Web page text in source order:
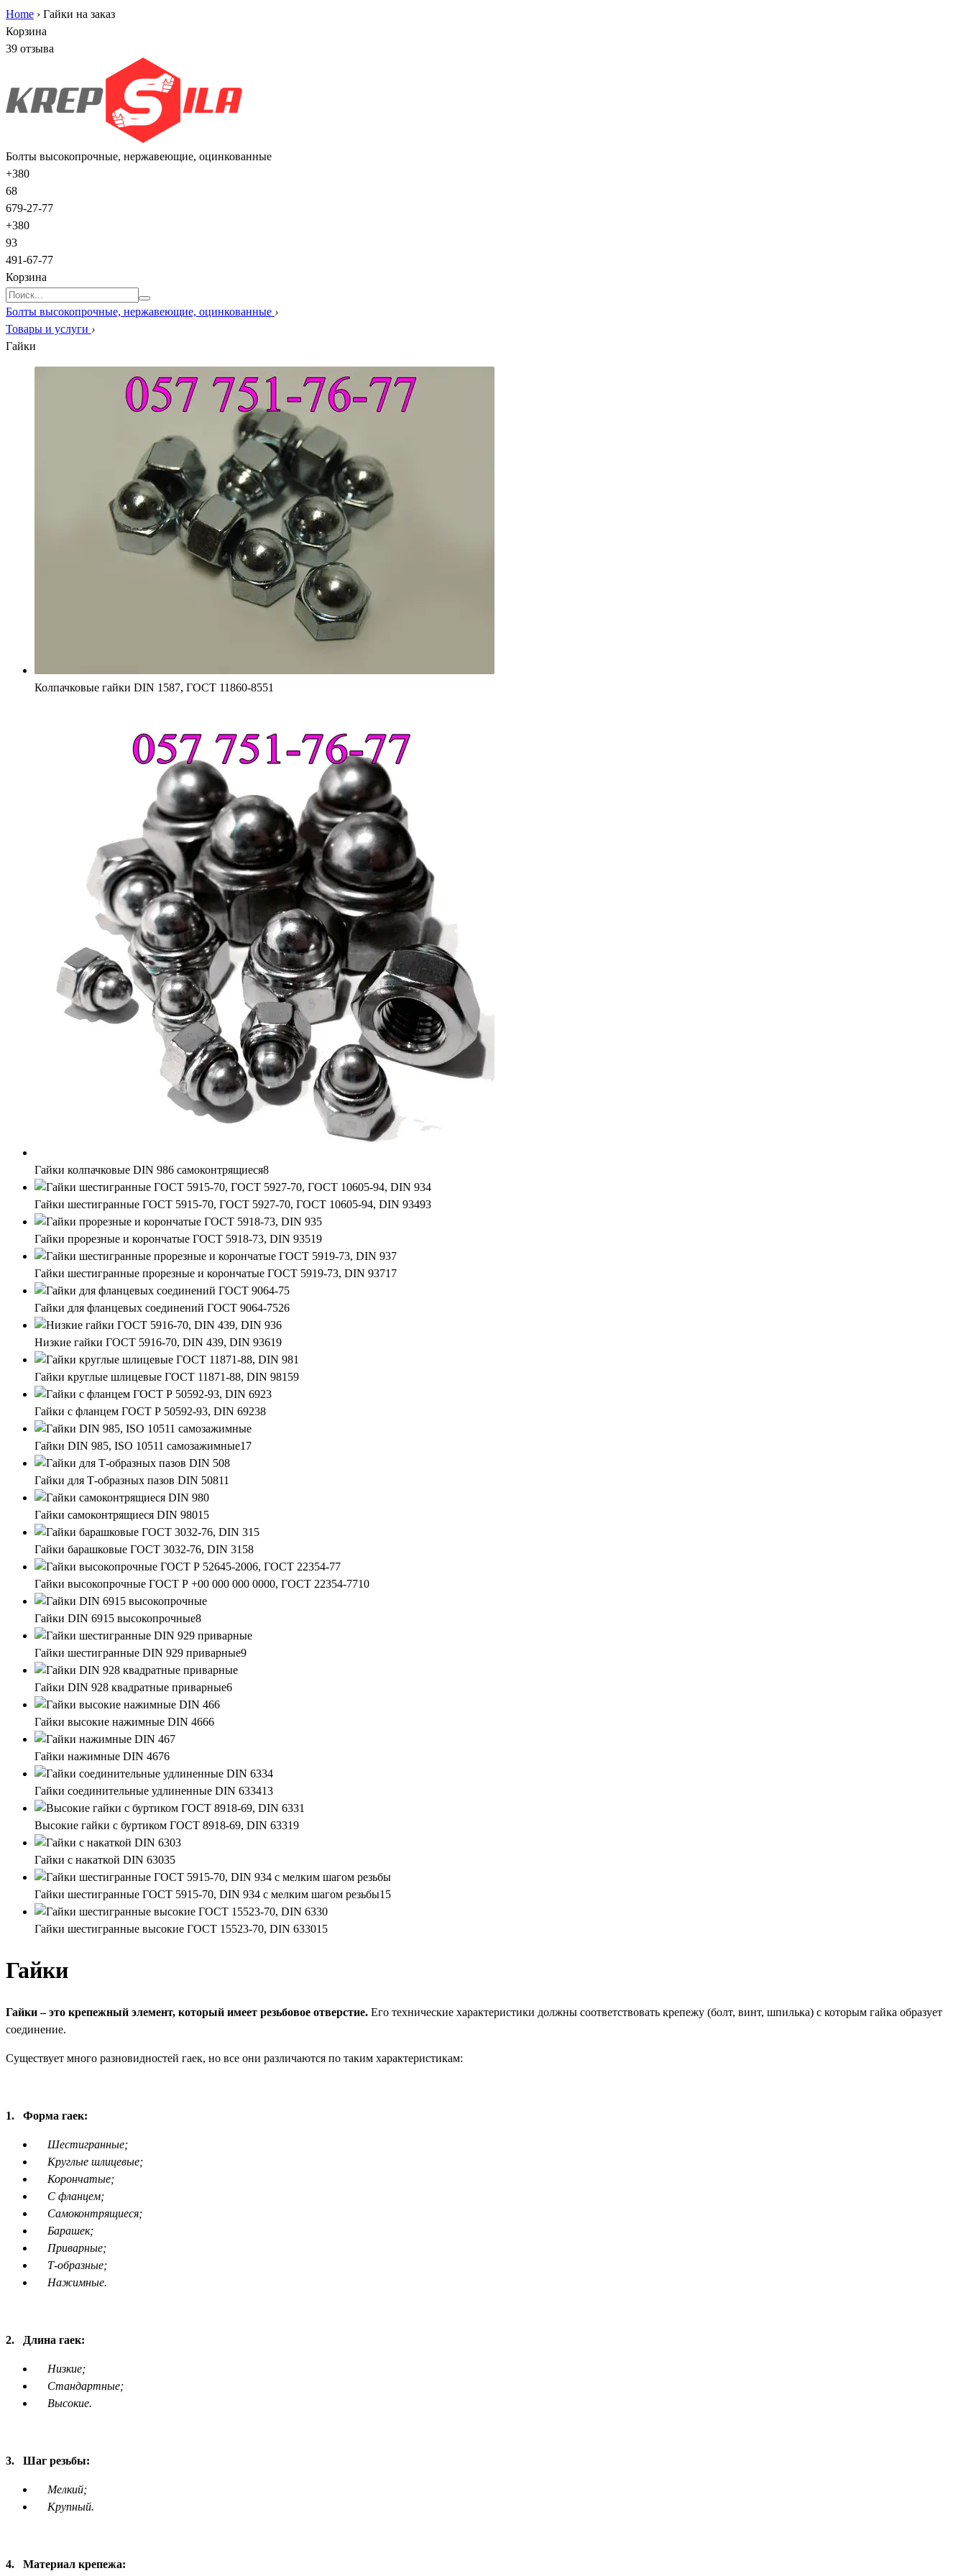
Home › Гайки на заказ
Корзина
39 отзыва
Болты высокопрочные, нержавеющие, оцинкованные
+380
68
679-27-77
+380
93
491-67-77
Корзина
Болты высокопрочные, нержавеющие, оцинкованные ›
Товары и услуги ›
Гайки
Колпачковые гайки DIN 1587, ГОСТ 11860-8551
Гайки колпачковые DIN 986 самоконтрящиеся8
Гайки шестигранные ГОСТ 5915-70, ГОСТ 5927-70, ГОСТ 10605-94, DIN 93493
Гайки прорезные и корончатые ГОСТ 5918-73, DIN 93519
Гайки шестигранные прорезные и корончатые ГОСТ 5919-73, DIN 93717
Гайки для фланцевых соединений ГОСТ 9064-7526
Низкие гайки ГОСТ 5916-70, DIN 439, DIN 93619
Гайки круглые шлицевые ГОСТ 11871-88, DIN 981 59
Гайки с фланцем ГОСТ Р 50592-93, DIN 69238
Гайки DIN 985, ISO 10511 самозажимные17
Гайки для Т-образных пазов DIN 50811
Гайки самоконтрящиеся DIN 98015
Гайки барашковые ГОСТ 3032-76, DIN 3158
Гайки высокопрочные ГОСТ Р +00 000 000 0000, ГОСТ 22354-7710
Гайки DIN 6915 высокопрочные8
Гайки шестигранные DIN 929 приварные9
Гайки DIN 928 квадратные приварные6
Гайки высокие нажимные DIN 4666
Гайки нажимные DIN 4676
Гайки соединительные удлиненные DIN 633413
Высокие гайки с буртиком ГОСТ 8918-69, DIN 63319
Гайки с накаткой DIN 63035
Гайки шестигранные ГОСТ 5915-70, DIN 934 с мелким шагом резьбы15
Гайки шестигранные высокие ГОСТ 15523-70, DIN 633015
Гайки
Гайки – это крепежный элемент, который имеет резьбовое отверстие. Его технические характеристики должны соответствовать крепежу (болт, винт, шпилька) с которым гайка образует
соединение.
Существует много разновидностей гаек, но все они различаются по таким характеристикам:
1. Форма гаек:
Шестигранные;
Круглые шлицевые;
Корончатые;
С фланцем;
Самоконтрящиеся;
Барашек;
Приварные;
Т-образные;
Нажимные.
2. Длина гаек:
Низкие;
Стандартные;
Высокие.
3. Шаг резьбы:
Мелкий;
Крупный.
4. Материал крепежа: